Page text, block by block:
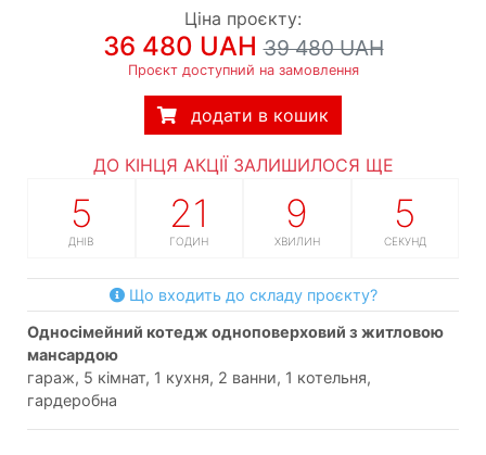
Ціна проєкту:
36 480 UAH39 480 UAH
Проєкт доступний на замовлення
додати в кошик
ДО КІНЦЯ АКЦІЇ ЗАЛИШИЛОСЯ ЩЕ
5
ДНІВ
21
ГОДИН
9
ХВИЛИН
4
СЕКУНДИ
Що входить до складу проєкту?
односімейний котедж одноповерховий з житловою
мансардою
гараж, 5 кімнат, 1 кухня, 2 ванни, 1 котельня,
гардеробна